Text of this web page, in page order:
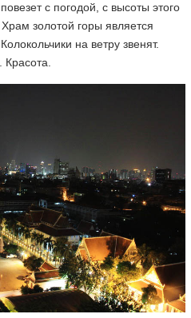
с погодой, с высоты этого
золотой горы является
на ветру звенят.
Красота.